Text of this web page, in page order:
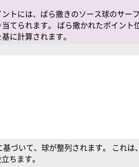
トには、ばら撒きのソース球のサーフ
てられます。 ばら撒かれたポイント
に計算されます。
づいて、球が整列されます。 これは、
ちます。